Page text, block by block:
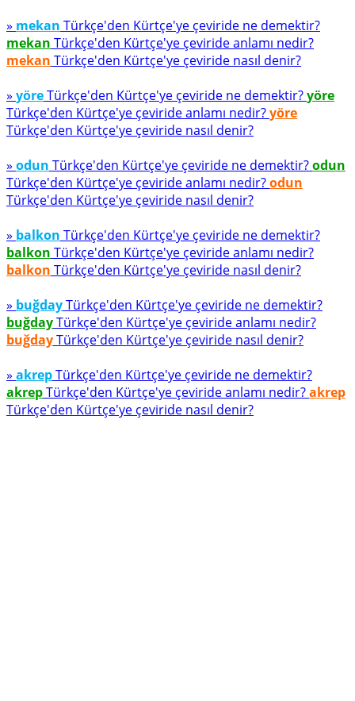
» mekan Türkçe'den Kürtçe'ye çeviride ne demektir?
mekan Türkçe'den Kürtçe'ye çeviride anlamı nedir?
mekan Türkçe'den Kürtçe'ye çeviride nasıl denir?
» yöreTürkçe'den Kürtçe'ye çeviride ne demektir?yöre
Türkçe'den Kürtçe'ye çeviride anlamı nedir?yöre
Türkçe'den Kürtçe'ye çeviride nasıl denir?
» odun Türkçe'den Kürtçe'ye çeviride ne demektir?odun
Türkçe'den Kürtçe'ye çeviride anlamı nedir?odun
Türkçe'den Kürtçe'ye çeviride nasıl denir?
» balkon Türkçe'den Kürtçe'ye çeviride ne demektir?
balkon Türkçe'den Kürtçe'ye çeviride anlamı nedir?
balkon Türkçe'den Kürtçe'ye çeviride nasıl denir?
» buğdayTürkçe'den Kürtçe'ye çeviride ne demektir?
buğdayTürkçe'den Kürtçe'ye çeviride anlamı nedir?
buğdayTürkçe'den Kürtçe'ye çeviride nasıl denir?
» akrepTürkçe'den Kürtçe'ye çeviride ne demektir?
akrepTürkçe'den Kürtçe'ye çeviride anlamı nedir?akrep
Türkçe'den Kürtçe'ye çeviride nasıl denir?